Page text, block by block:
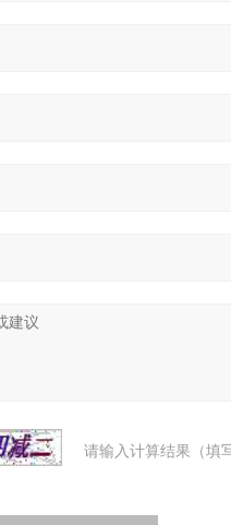
请输入计算结果（填